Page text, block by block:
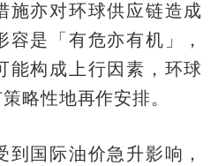
施亦对环球供应链造成
是「有危亦有机」，
能构成上行因素，环球
略性地再作安排。
到国际油价急升影响，